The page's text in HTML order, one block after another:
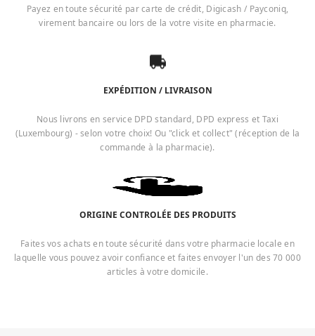
Payez en toute sécurité par carte de crédit, Digicash / Payconiq,
virement bancaire ou lors de la votre visite en pharmacie.
EXPÉDITION / LIVRAISON
Nous livrons en service DPD standard, DPD express et Taxi
(Luxembourg) - selon votre choix! Ou "click et collect" (réception de la
commande à la pharmacie).
ORIGINE CONTROLÉE DES PRODUITS
Faites vos achats en toute sécurité dans votre pharmacie locale en
laquelle vous pouvez avoir confiance et faites envoyer l'un des 70 000
articles à votre domicile.